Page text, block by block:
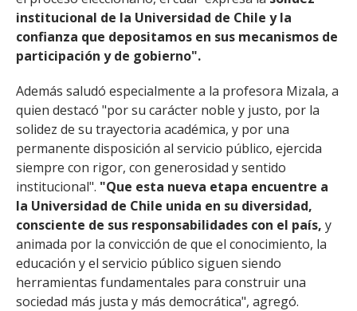
institucional de la Universidad de Chile y la
confianza que depositamos en sus mecanismos de
participación y de gobierno".
Además saludó especialmente a la profesora Mizala, a
quien destacó "por su carácter noble y justo, por la
solidez de su trayectoria académica, y por una
permanente disposición al servicio público, ejercida
siempre con rigor, con generosidad y sentido
institucional". "Que esta nueva etapa encuentre a
la Universidad de Chile unida en su diversidad,
consciente de sus responsabilidades con el país, y
animada por la convicción de que el conocimiento, la
educación y el servicio público siguen siendo
herramientas fundamentales para construir una
sociedad más justa y más democrática", agregó.